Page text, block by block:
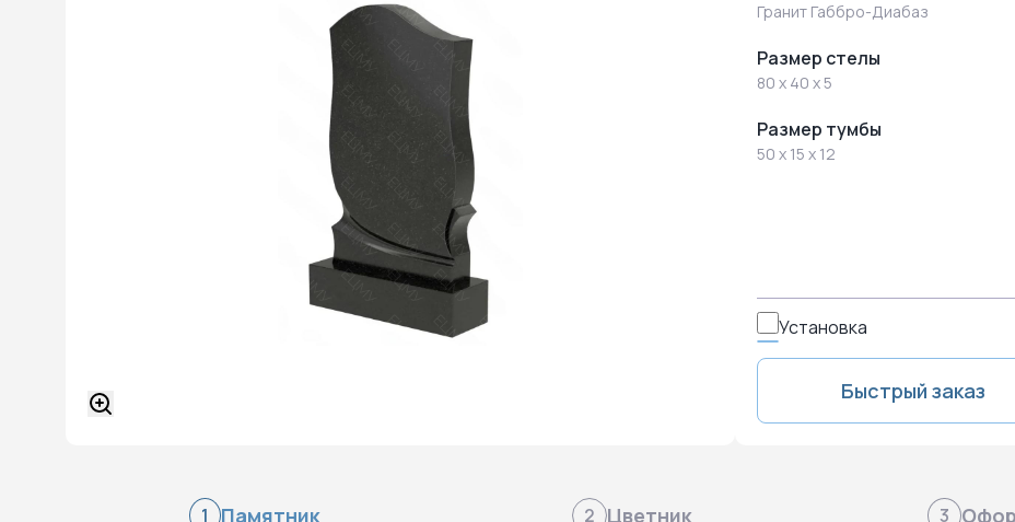
Гранит Габбро-Диабаз
Размер стелы
80 x 40 x 5
Размер тумбы
50 x 15 x 12
Установка
Быстрый заказ
1 Памятник 2 Цветник 3